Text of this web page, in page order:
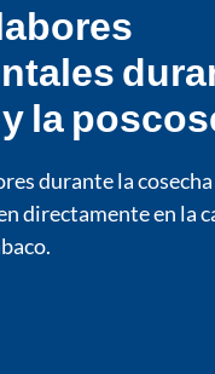
la
durante la cosecha
directamente en la